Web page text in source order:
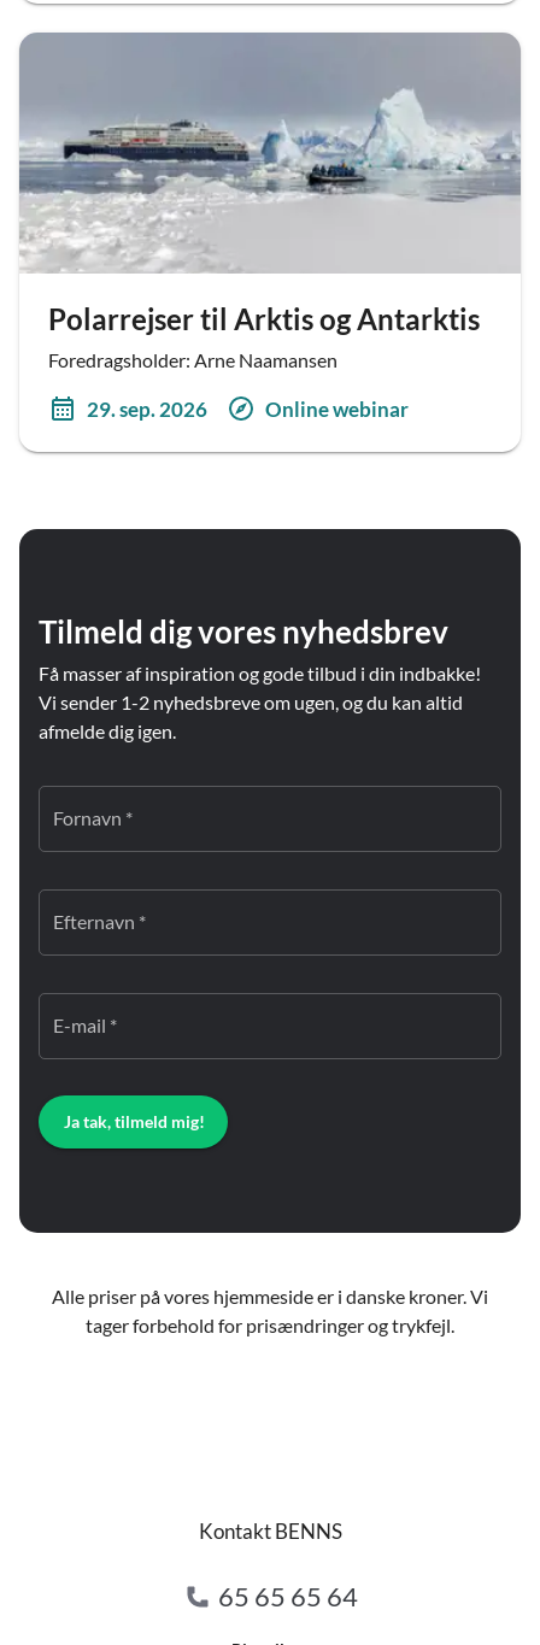
Polarrejser til Arktis og Antarktis
Foredragsholder: Arne Naamansen
29. sep. 2026 Online webinar
Tilmeld dig vores nyhedsbrev
Få masser af inspiration og gode tilbud i din indbakke!
Vi sender 1-2 nyhedsbreve om ugen, og du kan altid
afmelde dig igen.
Fornavn *
Efternavn *
E-mail *
Ja tak, tilmeld mig!
Alle priser på vores hjemmeside er i danske kroner. Vi
tager forbehold for prisændringer og trykfejl.
Kontakt BENNS
65 65 65 64